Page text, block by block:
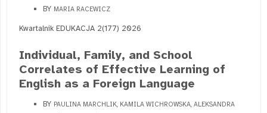
BY MARIA RACEWICZ
Kwartalnik EDUKACJA 2(177) 2026
Individual, Family, and School
Correlates of Effective Learning of
English as a Foreign Language
BY PAULINA MARCHLIK, KAMILA WICHROWSKA, ALEKSANDRA